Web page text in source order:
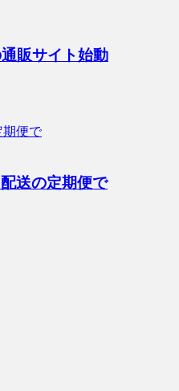
販サイト始動
送の定期便で